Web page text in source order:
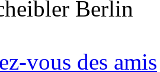
Berlin
vous des amis